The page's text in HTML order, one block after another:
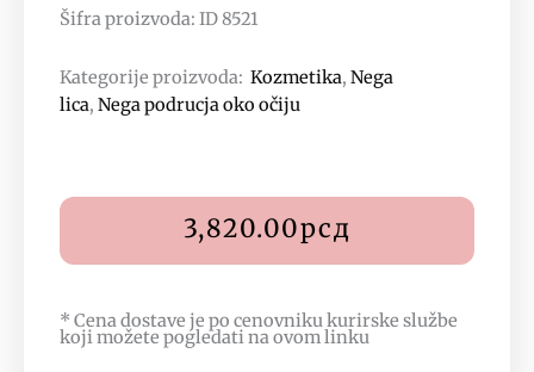
Šifra proizvoda: ID 8521
Kategorije proizvoda: Kozmetika, Nega
lica, Nega podrucja oko očiju
3,820.00рсд
* Cena dostave je po cenovniku kurirske službe
koji možete pogledati naovom linku